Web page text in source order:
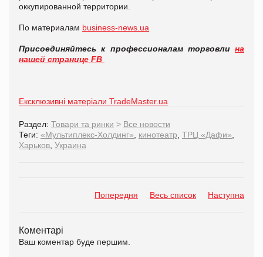
оккупированной территории.
По материалам business-news.ua
Присоединяйтесь к профессионалам торговли на
нашей странице FB
Ексклюзивні матеріали TradeMaster.ua
Раздел: Товари та ринки > Все новости
Теги: «Мультиплекс-Холдинг» кинотеатр ТРЦ «Дафи»
Харьков Украина
Попередня Весь список Наступна
Коментарі
Ваш коментар буде першим.